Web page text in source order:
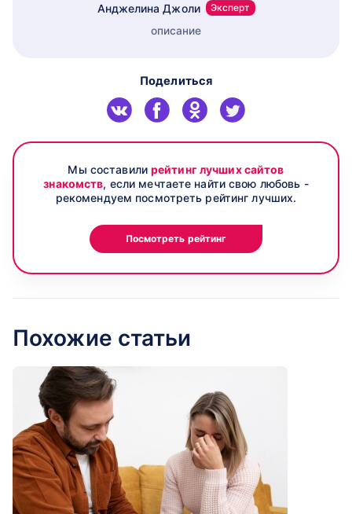
Анджелина Джоли Эксперт
описание
Поделиться
Мы составилирейтинг лучших сайтов
знакомств, если мечтаете найти свою любовь -
рекомендуем посмотреть рейтинг лучших.
Посмотреть рейтинг
Похожие статьи